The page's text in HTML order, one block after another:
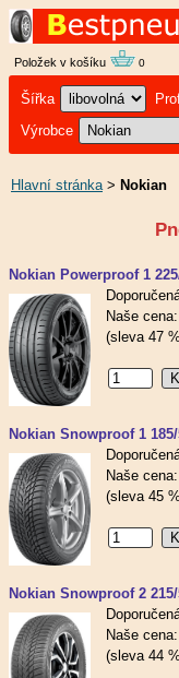
Položek v košíku 0
Šířka
Výrobce
Hlavní stránka> Nokian
Nokian Powerproof 1
Naše cena:
(sleva 47
Nokian Snowproof 1
Naše cena:
(sleva 45
Nokian Snowproof 2 215/
Naše cena:
(sleva 44